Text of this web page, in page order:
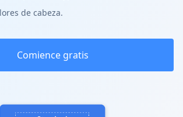
de cabeza.
Comience gratis